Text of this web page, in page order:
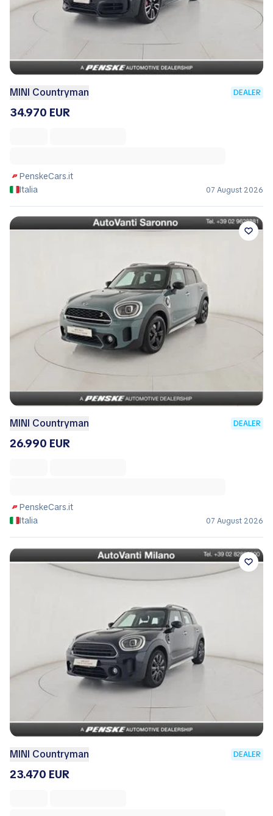
MINI Countryman DEALER
34.970 EUR
PenskeCars.it
Italia
07 August 2026
MINI Countryman DEALER
26.990 EUR
PenskeCars.it
Italia
07 August 2026
MINI Countryman DEALER
23.470 EUR